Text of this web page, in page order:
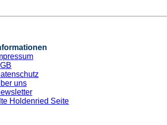
uns
Holdenried Seite